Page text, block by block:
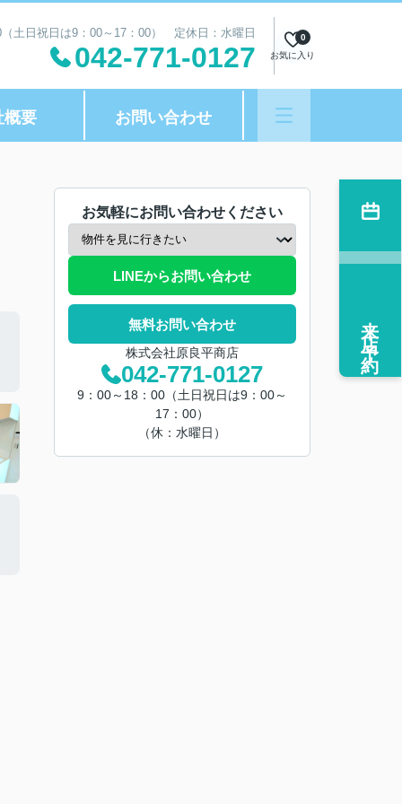
土日祝日は9：00～17：00） 定休日：水曜日
042-771-0127 お気に入り
0
概要 お問い合わせ
お気軽にお問い合わせください
LINEからお問い合わせ
無料お問い合わせ
株式会社原良平商店
042-771-0127
9：00～18：00（土日祝日は9：00～
17：00）
（休：水曜日）
来店予約